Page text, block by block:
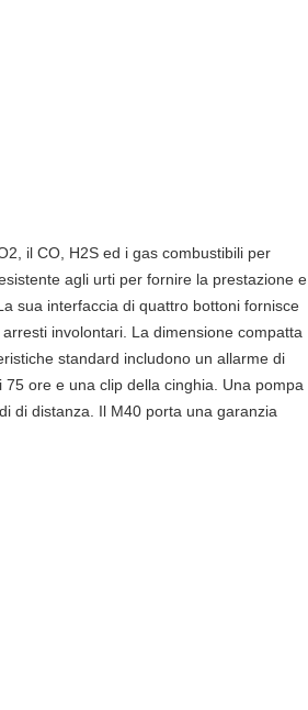
il CO, H2S ed i gas combustibili per
agli urti per fornire la prestazione e
sua interfaccia di quattro bottoni fornisce
involontari. La dimensione compatta
standard includono un allarme di
ore e una clip della cinghia. Una pompa
di distanza. Il M40 porta una garanzia